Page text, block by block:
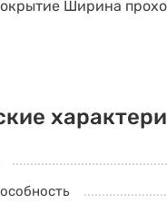
Ширина